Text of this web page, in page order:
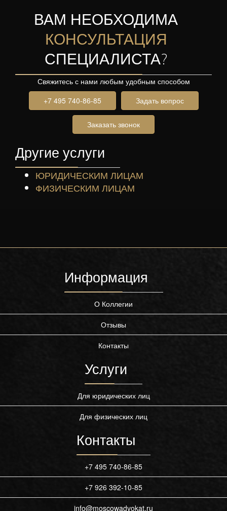
ВАМ НЕОБХОДИМА
КОНСУЛЬТАЦИЯ
СПЕЦИАЛИСТА?
Свяжитесь с нами любым удобным способом
+7 495 740-86-85
Задать вопрос
Заказать звонок
Другие услуги
ЮРИДИЧЕСКИМ ЛИЦАМ
ФИЗИЧЕСКИМ ЛИЦАМ
Информация
О Коллегии
Отзывы
Контакты
Услуги
Для юридических лиц
Для физических лиц
Контакты
+7 495 740-86-85
+7 926 392-10-85
info@moscowadvokat.ru